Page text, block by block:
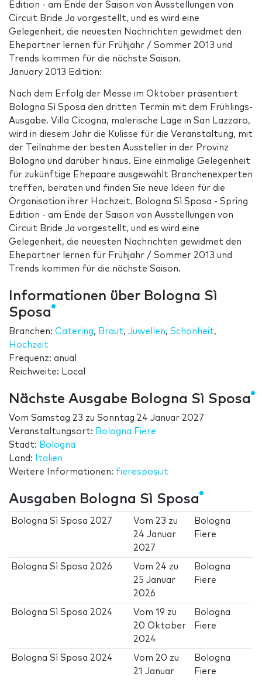
Edition - am Ende der Saison von Ausstellungen von
Circuit Bride Ja vorgestellt, und es wird eine
Gelegenheit, die neuesten Nachrichten gewidmet den
Ehepartner lernen für Frühjahr / Sommer 2013 und
Trends kommen für die nächste Saison.
January 2013 Edition:
Nach dem Erfolg der Messe im Oktober präsentiert
Bologna Sì Sposa den dritten Termin mit dem Frühlings-
Ausgabe. Villa Cicogna, malerische Lage in San Lazzaro,
wird in diesem Jahr die Kulisse für die Veranstaltung, mit
der Teilnahme der besten Aussteller in der Provinz
Bologna und darüber hinaus. Eine einmalige Gelegenheit
für zukünftige Ehepaare ausgewählt Branchenexperten
treffen, beraten und finden Sie neue Ideen für die
Organisation ihrer Hochzeit. Bologna Sì Sposa - Spring
Edition - am Ende der Saison von Ausstellungen von
Circuit Bride Ja vorgestellt, und es wird eine
Gelegenheit, die neuesten Nachrichten gewidmet den
Ehepartner lernen für Frühjahr / Sommer 2013 und
Trends kommen für die nächste Saison.
Informationen über Bologna Sì
Sposa
Branchen: Catering, Braut, Juwellen, Schönheit,
Hochzeit
Frequenz: anual
Reichweite: Local
Nächste Ausgabe Bologna Sì Sposa
Vom Samstag 23 zu Sonntag 24 Januar 2027
Veranstaltungsort: Bologna Fiere
Stadt: Bologna
Land:
Italien
Weitere Informationen: fieresposi.it
Ausgaben Bologna Sì Sposa
Bologna Sì Sposa 2027 Vom 23 zu
24 Januar
2027
Bologna
Fiere
Bologna Sì Sposa 2026 Vom 24 zu
25 Januar
2026
Bologna
Fiere
Bologna Sì Sposa 2024 Vom19 zu
20 Oktober
2024
Bologna
Fiere
Bologna Sì Sposa 2024 Vom 20 zu
21 Januar
Bologna
Fiere